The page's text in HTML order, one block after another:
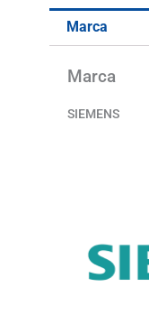
Marca
Marca
SIEMENS